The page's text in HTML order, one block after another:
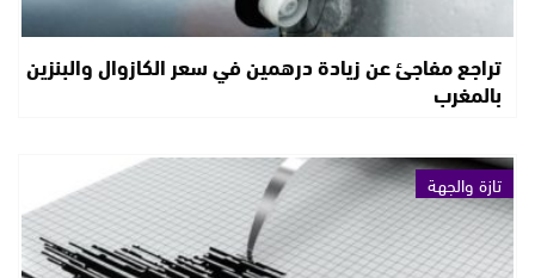
تراجع مفاجئ عن زيادة درهمين في سعر الكازوال والبنزين
بالمغرب
تازة والجهة